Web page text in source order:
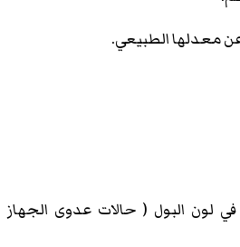
معدلها الطبيعي.
في لون البول ( حالات عدوى الجهاز